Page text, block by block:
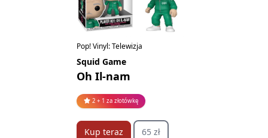
Pop! Vinyl: Telewizja
Squid Game
Oh Il-nam
2 + 1 za złotówkę
Kup teraz 65 zł